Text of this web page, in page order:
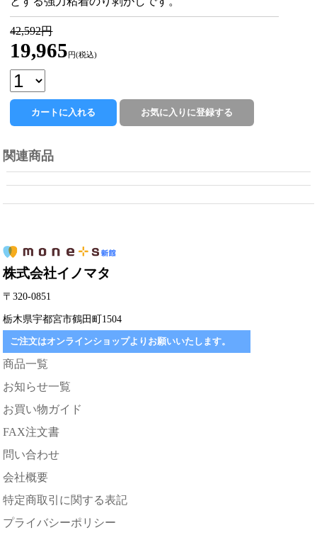
42,592円
19,965 円(税込)
関連商品
株式会社イノマタ
〒320-0851
栃木県宇都宮市鶴田町1504
ご注文はオンラインショップよりお願いいたします。
商品一覧
お知らせ一覧
お買い物ガイド
FAX注文書
問い合わせ
会社概要
特定商取引に関する表記
プライバシーポリシー